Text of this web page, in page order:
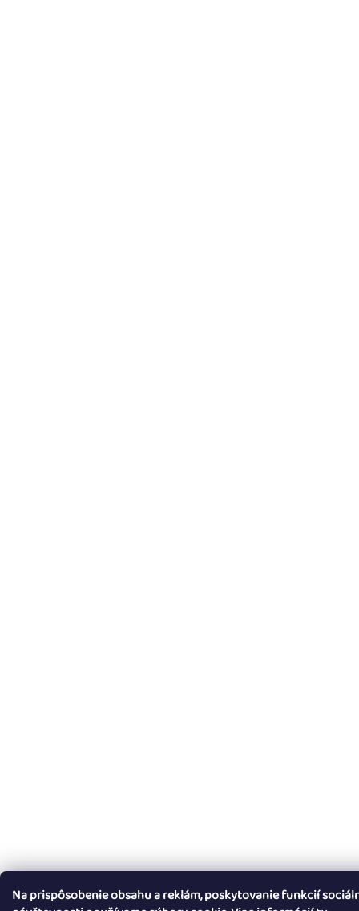
Na prispôsobenie obsahu a reklám, poskytovanie funkcií